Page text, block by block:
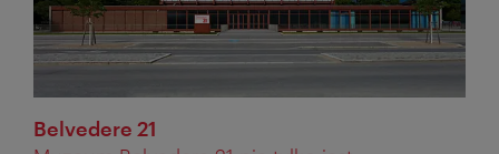
Belvedere 21